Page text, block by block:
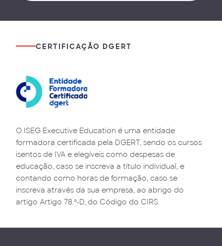
CERTIFICAÇÃO DGERT
O ISEG Executive Education é uma entidade
formadora certificada pela DGERT, sendo os cursos
isentos de IVA e elegíveis como despesas de
educação, caso se inscreva a título individual, e
contando como horas de formação, caso se
inscreva através da sua empresa, ao abrigo do
artigo Artigo 78.º-D, do Código do CIRS.